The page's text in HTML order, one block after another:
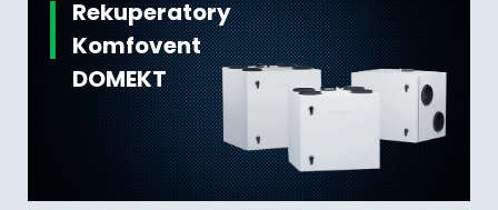
Rekuperatory
Komfovent
DOMEKT